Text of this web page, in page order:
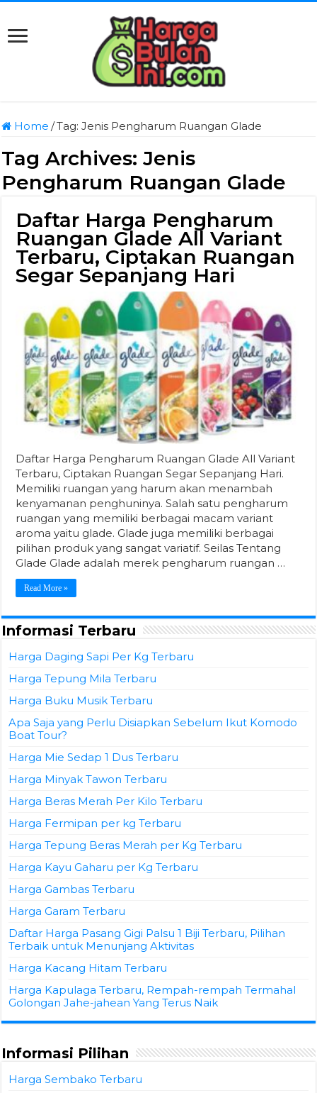
Home /Tag:Jenis Pengharum Ruangan Glade
Tag Archives:Jenis
Pengharum Ruangan Glade
Daftar Harga Pengharum
Ruangan Glade All Variant
Terbaru, Ciptakan Ruangan
Segar Sepanjang Hari
Daftar Harga Pengharum Ruangan Glade All Variant
Terbaru, Ciptakan Ruangan Segar Sepanjang Hari.
Memiliki ruangan yang harum akan menambah
kenyamanan penghuninya. Salah satu pengharum
ruangan yang memiliki berbagai macam variant
aroma yaitu glade. Glade juga memiliki berbagai
pilihan produk yang sangat variatif. Seilas Tentang
Glade Glade adalah merek pengharum ruangan …
Read More »
Informasi Terbaru
Harga Daging Sapi Per Kg Terbaru
Harga Tepung Mila Terbaru
Harga Buku Musik Terbaru
Apa Saja yang Perlu Disiapkan Sebelum Ikut Komodo
Boat Tour?
Harga Mie Sedap 1 Dus Terbaru
Harga Minyak Tawon Terbaru
Harga Beras Merah Per Kilo Terbaru
Harga Fermipan per kg Terbaru
Harga Tepung Beras Merah per Kg Terbaru
Harga Kayu Gaharu per Kg Terbaru
Harga Gambas Terbaru
Harga Garam Terbaru
Daftar Harga Pasang Gigi Palsu 1 Biji Terbaru, Pilihan
Terbaik untuk Menunjang Aktivitas
Harga Kacang Hitam Terbaru
Harga Kapulaga Terbaru, Rempah-rempah Termahal
Golongan Jahe-jahean Yang Terus Naik
Informasi Pilihan
Harga Sembako Terbaru